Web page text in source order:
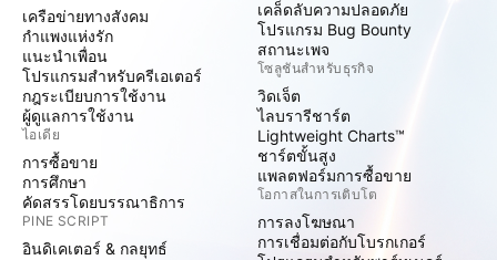
เครือข่ายทางสังคม
กำแพงแห่งรัก
แนะนำเพื่อน
โปรแกรมสำหรับครีเอเตอร์
กฎระเบียบการใช้งาน
ผู้ดูแลการใช้งาน
ไอเดีย
การซื้อขาย
การศึกษา
คัดสรรโดยบรรณาธิการ
PINE SCRIPT
อินดิเคเตอร์ & กลยุทธ์
เคล็ดลับความปลอดภัย
โปรแกรม Bug Bounty
สถานะเพจ
โซลูชันสำหรับธุรกิจ
วิดเจ็ต
ไลบรารีชาร์ต
Lightweight Charts™
ชาร์ตขั้นสูง
แพลตฟอร์มการซื้อขาย
โอกาสในการเติบโต
การลงโฆษณา
การเชื่อมต่อกับโบรกเกอร์